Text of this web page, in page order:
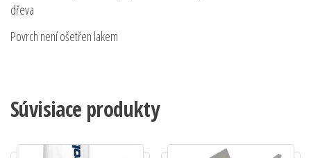
dřeva
Povrch není ošetřen lakem
Súvisiace produkty